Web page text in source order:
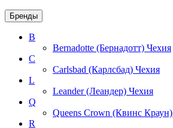
Бренды
B
Bernadotte (Бернадотт) Чехия
C
Carlsbad (Карлсбад) Чехия
L
Leander (Леандер) Чехия
Q
Queens Crown (Квинс Краун)
R